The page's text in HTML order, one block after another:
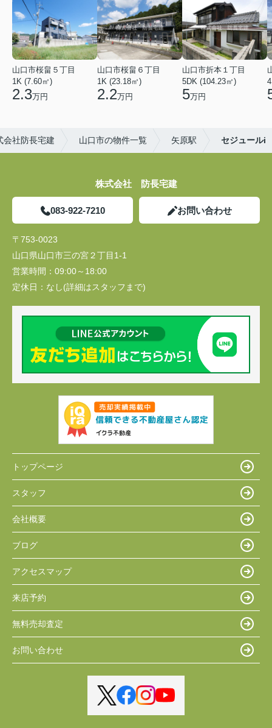
山口市桜畠５丁目
1K (7.60㎡)
2.3万円
山口市桜畠６丁目
1K (23.18㎡)
2.2万円
山口市折本１丁目
5DK (104.23㎡)
5万円
会社防長宅建 山口市の物件一覧 矢原駅 セジュールi
株式会社 防長宅建
083-922-7210 お問い合わせ
〒753-0023
山口県山口市三の宮２丁目1-1
営業時間： 09:00～18:00
定休日： なし(詳細はスタッフまで)
トップページ
スタッフ
会社概要
ブログ
アクセスマップ
来店予約
無料売却査定
お問い合わせ